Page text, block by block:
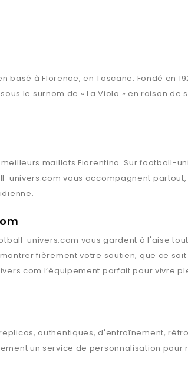
à Florence, en Toscane. Fondé en
le surnom de « La Viola » en raison
meilleurs maillotsFiorentina. Surfootball-
univers.com vous accompagnent
univers.com vous gardent à l'aise
fièrement votre soutien, que ce
l’équipement parfait pour vivre
authentiques, d'entraînement,
un service de personnalisation pour